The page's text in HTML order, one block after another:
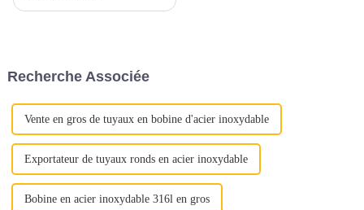
de valeur complète de l'acier
qualité »
Recherche Associée
Vente en gros de tuyaux en bobine d'acier inoxydable
Exportateur de tuyaux ronds en acier inoxydable
Bobine en acier inoxydable 316l en gros